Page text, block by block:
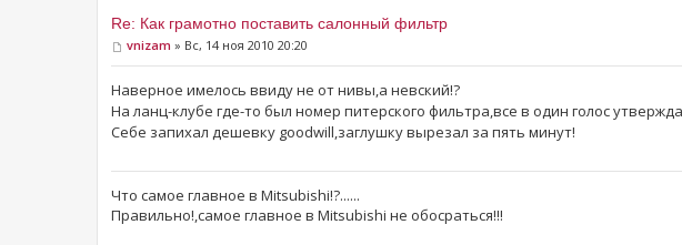
Re: Как грамотно поставить салонный фильтр
vnizam » Вс, 14 ноя 2010 20:20
Наверное имелось ввиду не от нивы,а невский!?
На ланц-клубе где-то был номер питерского фильтра,все в один голос
Себе запихал дешевку goodwill,заглушку вырезал за пять минут!
Что самое главное в Mitsubishi!?......
Правильно!,самое главное в Mitsubishi не обосраться!!!